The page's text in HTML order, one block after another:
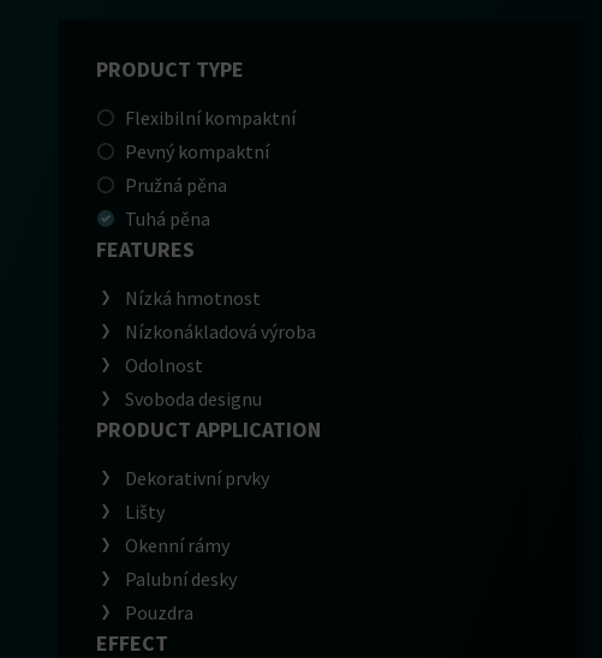
PRODUCT TYPE
Flexibilní kompaktní
Pevný kompaktní
Pružná pěna
Tuhá pěna
FEATURES
Nízká hmotnost
Nízkonákladová výroba
Odolnost
Svoboda designu
PRODUCT APPLICATION
Dekorativní prvky
Lišty
Okenní rámy
Palubní desky
Pouzdra
EFFECT